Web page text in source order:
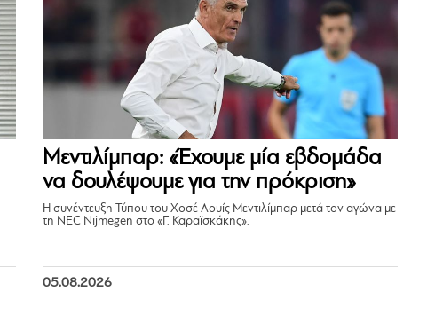
Μεντιλίμπαρ: «Έχουμε μία εβδομάδα
να δουλέψουμε για την πρόκριση»
Η συνέντευξη Τύπου του Χοσέ Λουίς Μεντιλίμπαρ μετά τον αγώνα με
τη NEC Nijmegen στο «Γ. Καραϊσκάκης».
05.08.2026